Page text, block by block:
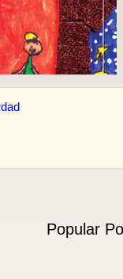
Popular